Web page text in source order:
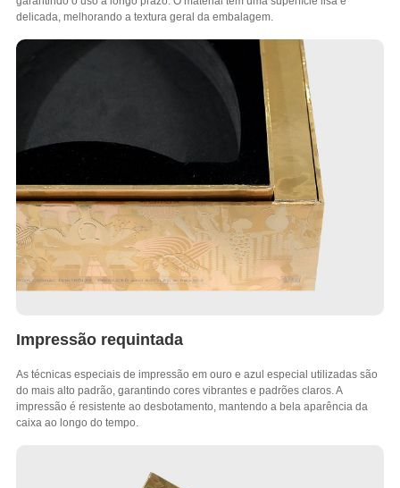
delicada, melhorando a textura geral da embalagem.
Impressão requintada
As técnicas especiais de impressão em ouro e azul especial utilizadas são
do mais alto padrão, garantindo cores vibrantes e padrões claros. A
impressão é resistente ao desbotamento, mantendo a bela aparência da
caixa ao longo do tempo.